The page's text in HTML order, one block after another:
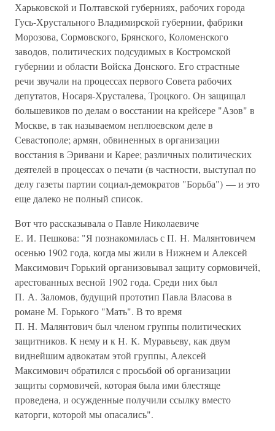
Харьковской и Полтавской губерниях, рабочих города
Гусь-Хрустального Владимирской губернии, фабрики
Морозова, Сормовского, Брянского, Коломенского
заводов, политических подсудимых в Костромской
губернии и области Войска Донского. Его страстные
речи звучали на процессах первого Совета рабочих
депутатов, Носаря-Хрусталева, Троцкого. Он защищал
большевиков по делам о восстании на крейсере "Азов" в
Москве, в так называемом неплюевском деле в
Севастополе; армян, обвиненных в организации
восстания в Эривани и Карее; различных политических
деятелей в процессах о печати (в частности, выступал по
делу газеты партии социал-демократов "Борьба") — и это
еще далеко не полный список.
Вот что рассказывала о Павле Николаевиче
Е. И. Пешкова: "Я познакомилась с П. Н. Малянтовичем
осенью 1902 года, когда мы жили в Нижнем и Алексей
Максимович Горький организовывал защиту сормовичей,
арестованных весной 1902 года. Среди них был
П. А. Заломов, будущий прототип Павла Власова в
романе М. Горького "Мать". В то время
П. Н. Малянтович был членом группы политических
защитников. К нему и к Н. К. Муравьеву, как двум
виднейшим адвокатам этой группы, Алексей
Максимович обратился с просьбой об организации
защиты сормовичей, которая была ими блестяще
проведена, и осужденные получили ссылку вместо
каторги, которой мы опасались".